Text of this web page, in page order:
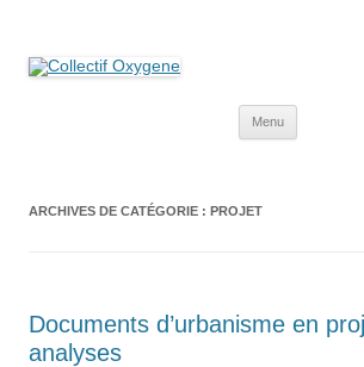
Menu
ARCHIVES DE CATÉGORIE : PROJET
Documents d’urbanisme en
analyses